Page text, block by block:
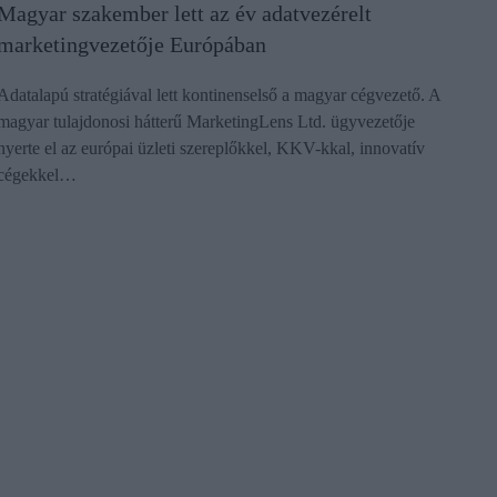
szakember lett az év adatvezérelt
Európában
Adatalapú stratégiával lett kontinenselső a magyar cégvezető. A
tulajdonosi hátterű MarketingLens Ltd. ügyvezetője
el az európai üzleti szereplőkkel, KKV-kkal, innovatív